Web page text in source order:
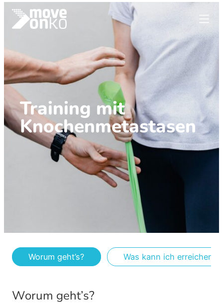
Training mit
Knochen­metastasen
Worum geht’s? Was kann ich erreichen?
Worum geht’s?